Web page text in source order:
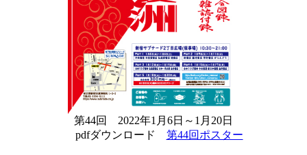
第44回 2022年1月6日～1月20日
pdfダウンロード 第44回ポスター